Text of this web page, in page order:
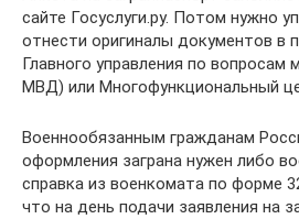
сайте Госуслуги.ру. Потом нужно
отнести оригиналы документов в
Главного управления по
МВД) или Многофункциональный
Военнообязанным гражданам
оформления заграна нужен либо
справка из военкомата по форме
что на день подачи заявления на